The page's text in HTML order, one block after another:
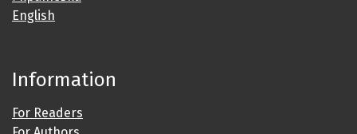
English
Information
For Readers